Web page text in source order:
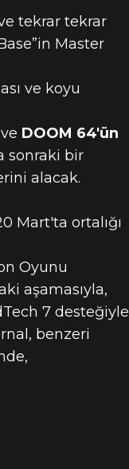
tekrar tekrar
Master
ve koyu
DOOM 64'ün
sonraki bir
alacak.
Mart'ta ortalığı
Oyunu
aşamasıyla,
7 desteğiyle
benzeri